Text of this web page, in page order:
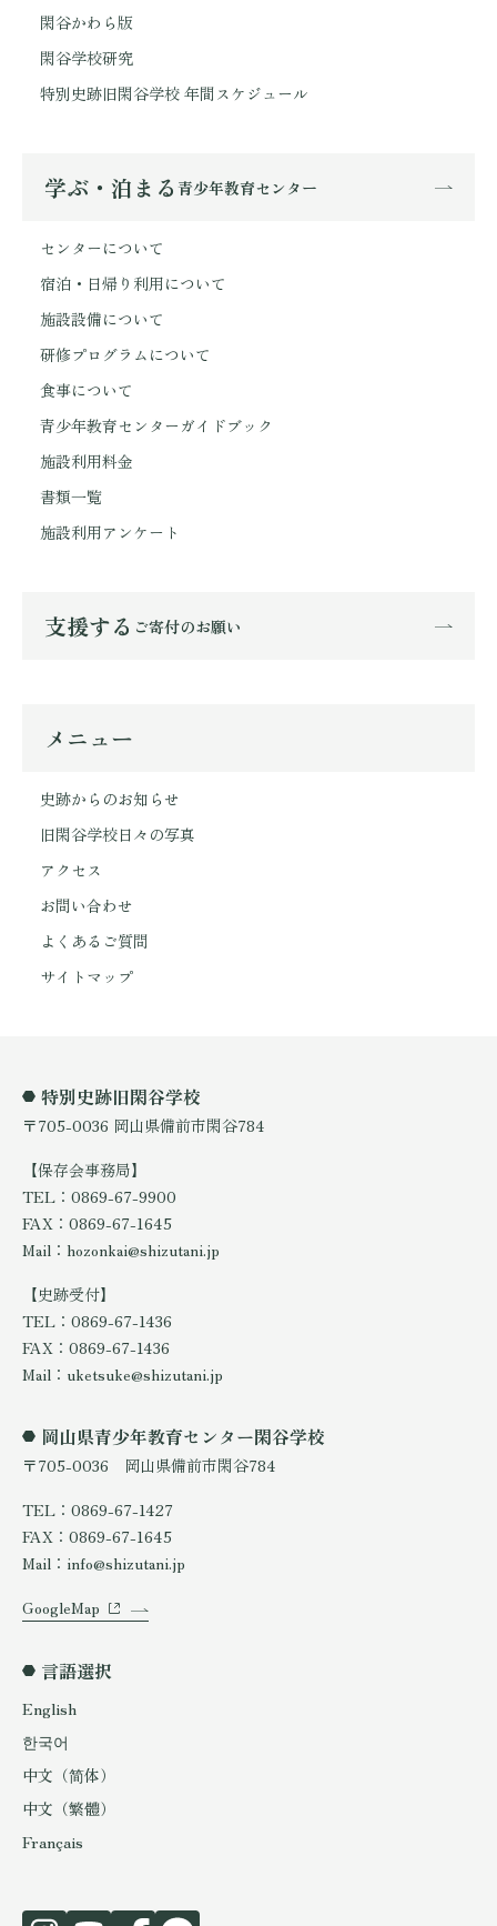
閑谷かわら版
閑谷学校研究
特別史跡旧閑谷学校 年間スケジュール
学ぶ・泊まる 青少年教育センター
センターについて
宿泊・日帰り利用について
施設設備について
研修プログラムについて
食事について
青少年教育センターガイドブック
施設利用料金
書類一覧
施設利用アンケート
支援する ご寄付のお願い
メニュー
史跡からのお知らせ
旧閑谷学校日々の写真
アクセス
お問い合わせ
よくあるご質問
サイトマップ
特別史跡旧閑谷学校
〒705-0036 岡山県備前市閑谷784
【保存会事務局】
TEL：0869-67-9900
FAX：0869-67-1645
Mail：hozonkai@shizutani.jp
【史跡受付】
TEL：0869-67-1436
FAX：0869-67-1436
Mail：uketsuke@shizutani.jp
岡山県青少年教育センター閑谷学校
〒705-0036 岡山県備前市閑谷784
TEL：0869-67-1427
FAX：0869-67-1645
Mail：info@shizutani.jp
GoogleMap
言語選択
English
한국어
中文（简体）
中文（繁體）
Français